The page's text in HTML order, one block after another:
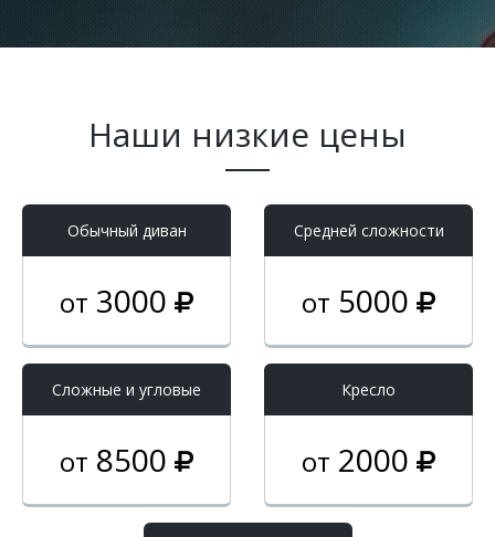
Наши низкие цены
Обычный диван
от 3000
Средней сложности
от 5000
Cложные и угловые
от 8500
Кресло
от 2000